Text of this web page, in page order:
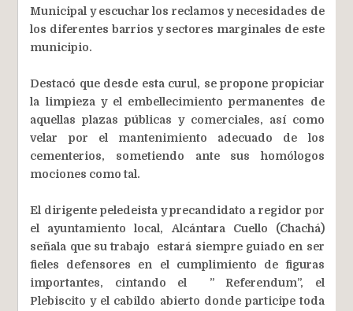
Municipal y escuchar los reclamos y necesidades de
los diferentes barrios y sectores marginales de este
municipio.
Destacó que desde esta curul, se propone propiciar
la limpieza y el embellecimiento permanentes de
aquellas plazas públicas y comerciales, así como
velar por el mantenimiento adecuado de los
cementerios, sometiendo ante sus homólogos
mociones como tal.
El dirigente peledeista y precandidato a regidor por
el ayuntamiento local, Alcántara Cuello (Chachá)
señala que su trabajo estará siempre guiado en ser
fieles defensores en el cumplimiento de figuras
importantes, cintando el ” Referendum”, el
Plebiscito y el cabildo abierto donde participe toda